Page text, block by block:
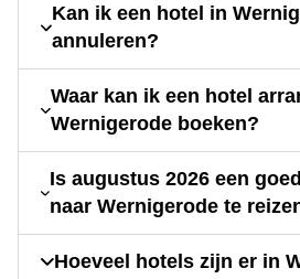
Kan ik een hotel in
annuleren?
Waar kan ik een hotel
Wernigerode boeken?
Is augustus 2026 een
naar Wernigerode te
Hoeveel hotels zijn er in